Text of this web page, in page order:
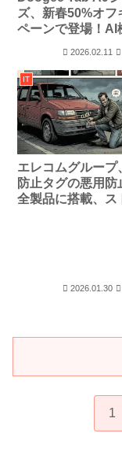
ズ、新春50%オフ
ペーンで登場！AI
2026.02.11
IT
エレコムグループ
防止タグの悪用防
全製品に搭載、ス
2026.01.30
1